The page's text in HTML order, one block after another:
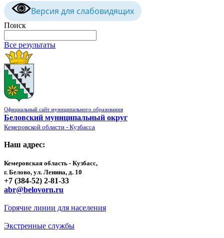
Версия для слабовидящих
Поиск
Все результаты
Официальный сайт муниципального образования
Беловский муниципальный округ
Кемеровской области - Кузбасса
Наш адрес:
Кемеровская область - Кузбасс,
г. Белово, ул. Ленина, д. 10
+7 (384-52) 2-81-33
abr@belovorn.ru
Горячие линии для населения
Экстренные службы